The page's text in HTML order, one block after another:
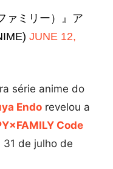
ァミリー）』ア
JUNE 12,
série anime do
Endo revelou a
Code
de julho de